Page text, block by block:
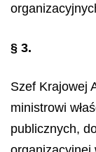
§ 3.
Szef Krajowej
ministrowi
publicznych,